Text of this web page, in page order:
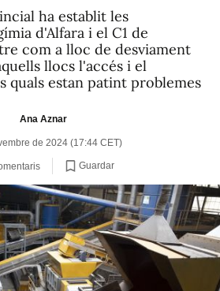
ha establit les
d'Alfara i el C1 de
com a lloc de desviament
llocs l'accés i el
quals estan patint problemes
Ana Aznar
de 2024 (17:44 CET)
Guardar